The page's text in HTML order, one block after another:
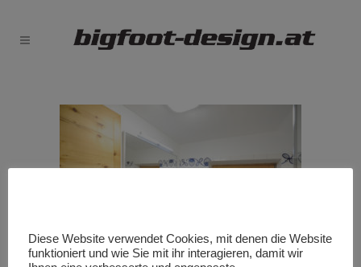
Diese Website verwendet Cookies, mit denen die Website
funktioniert und wie Sie mit ihr interagieren, damit wir